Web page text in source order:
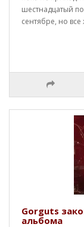
шестнадцатый
сентябре, но все
Gorguts
альбома